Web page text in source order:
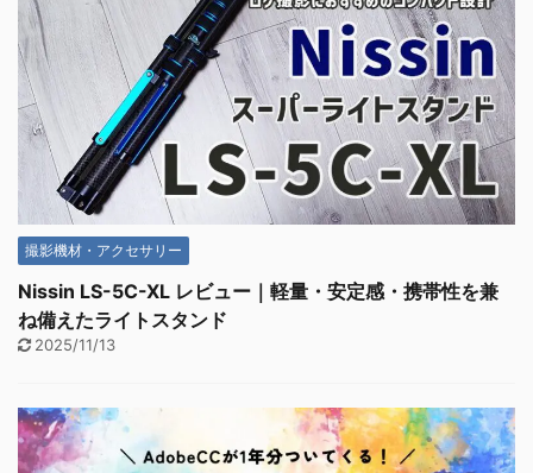
撮影機材・アクセサリー
Nissin LS-5C-XL レビュー｜軽量・安定感・携帯性を兼
ね備えたライトスタンド
2025/11/13